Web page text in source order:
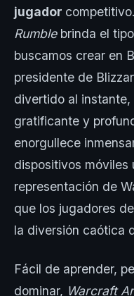
jugador competitivo.
Rumble brinda el
buscamos crear en
presidente de
divertido al
gratificante y
enorgullece
dispositivos móviles
representación de
que los jugadores
la diversión caótica
Fácil de aprender,
dominar, Warcraft